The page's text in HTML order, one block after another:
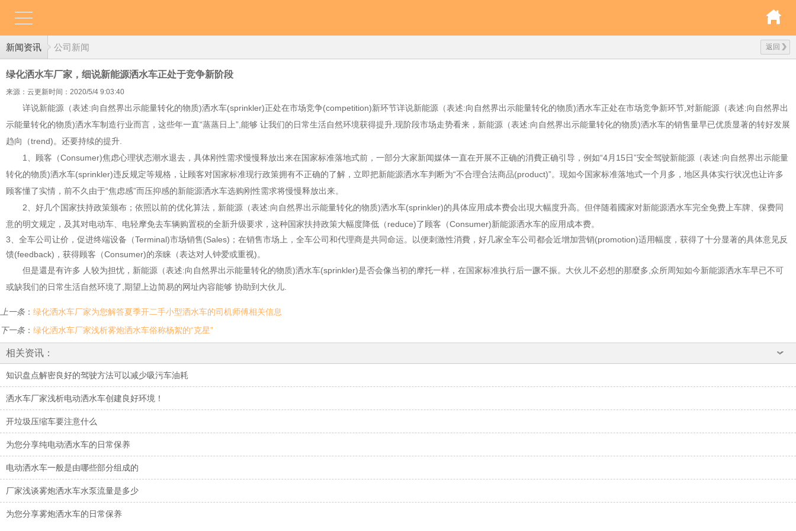
新闻资讯 返回
公司新闻
绿化洒水车厂家，细说新能源洒水车正处于竞争新阶段
来源：云更新时间：2020/5/4 9:03:40
详说新能源（表述:向自然界出示能量转化的物质)洒水车(sprinkler)正处在市场竞争(competition)新环节详说新能源（表述:向自然界出示能量转化的物质)洒水车正处在市场竞争新环节,对新能源（表述:向自然界出
示能量转化的物质)洒水车制造行业而言，这些年一直“蒸蒸日上”,能够 让我们的日常生活自然环境获得提升,现阶段市场走势看来，新能源（表述:向自然界出示能量转化的物质)洒水车的销售量早已优质显著的转好发展
趋向（trend)。还要持续的提升.
1、顾客（Consumer)焦虑心理状态潮水退去，具体刚性需求慢慢释放出来在国家标准落地式前，一部分大家新闻媒体一直在开展不正确的消費正确引导，例如“4月15日”安全驾驶新能源（表述:向自然界出示能量
转化的物质)洒水车(sprinkler)违反规定等规格，让顾客对国家标准现行政策拥有不正确的了解，立即把新能源洒水车判断为“不合理合法商品(product)”。现如今国家标准落地式一个月多，地区具体实行状况也让许多
顾客懂了实情，前不久由于“焦虑感”而压抑感的新能源洒水车选购刚性需求将慢慢释放出来。
2、好几个国家扶持政策颁布；依照以前的优化算法，新能源（表述:向自然界出示能量转化的物质)洒水车(sprinkler)的具体应用成本费会出現大幅度升高。但伴随着國家对新能源洒水车完全免费上车牌、保费同
意的明文规定，及其对电动车、电轻摩免去车辆购置税的全新升级要求，这种国家扶持政策大幅度降低（reduce)了顾客（Consumer)新能源洒水车的应用成本费。
3、全车公司让价，促进终端设备（Terminal)市场销售(Sales)；在销售市场上，全车公司和代理商是共同命运。以便刺激性消費，好几家全车公司都会近增加营销(promotion)适用幅度，获得了十分显著的具体意见反
馈(feedback)，获得顾客（Consumer)的亲睐（表达对人钟爱或重视)。
但是還是有许多 人较为担忧，新能源（表述:向自然界出示能量转化的物质)洒水车(sprinkler)是否会像当初的摩托一样，在国家标准执行后一蹶不振。大伙儿不必想的那麼多,众所周知如今新能源洒水车早已不可
或缺我们的日常生活自然环境了,期望上边简易的网址內容能够 协助到大伙儿.
上一条： 绿化洒水车厂家为您解答夏季开二手小型洒水车的司机师傅相关信息
下一条： 绿化洒水车厂家浅析雾炮洒水车俗称杨絮的“克星”
相关资讯：
知识盘点解密良好的驾驶方法可以减少吸污车油耗
洒水车厂家浅析电动洒水车创建良好环境！
开垃圾压缩车要注意什么
为您分享纯电动洒水车的日常保养
电动洒水车一般是由哪些部分组成的
厂家浅谈雾炮洒水车水泵流量是多少
为您分享雾炮洒水车的日常保养